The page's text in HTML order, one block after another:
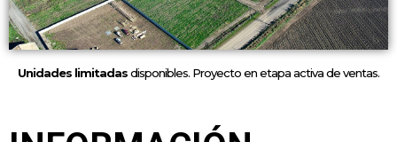
Unidades limitadasdisponibles. Proyecto en etapa activa de ventas.